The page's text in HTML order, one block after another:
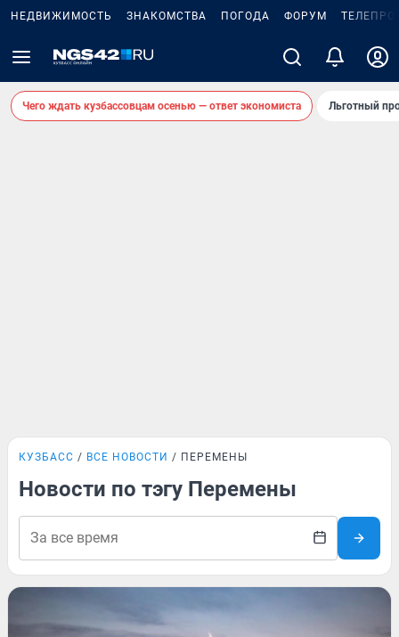
НЕДВИЖИМОСТЬ ЗНАКОМСТВА ПОГОДА ФОРУМ
Чего ждать кузбассовцам осенью — ответ экономиста Льготный
КУЗБАСС ВСЕ НОВОСТИ ПЕРЕМЕНЫ
Новости по тэгу Перемены